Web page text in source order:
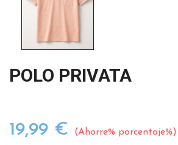
POLO PRIVATA
19,99 € Ahorre% porcentaje%